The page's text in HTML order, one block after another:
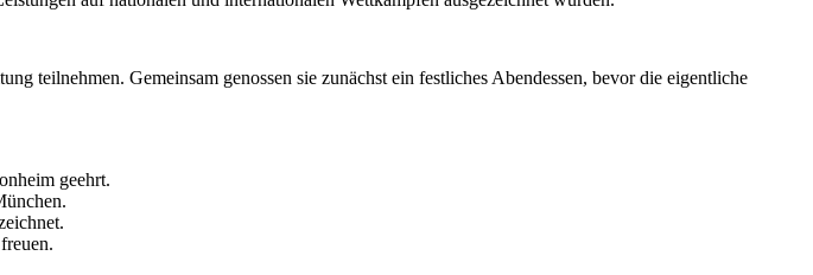
teilnehmen. Gemeinsam genossen sie zunächst ein festliches Abendessen, bevor die eigentliche
geehrt.